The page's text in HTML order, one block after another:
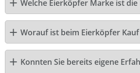
Welche Eierköpfer Marke ist die
Worauf ist beim Eierköpfer
Konnten Sie bereits eigene